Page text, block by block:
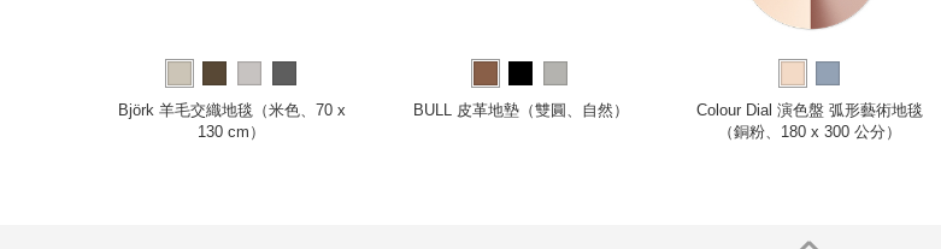
Björk 羊毛交織地毯（米色、70 x
130 cm）
BULL 皮革地墊（雙圓、自然）
Colour Dial 演色盤 弧形藝術地毯
（銅粉、180 x 300 公分）